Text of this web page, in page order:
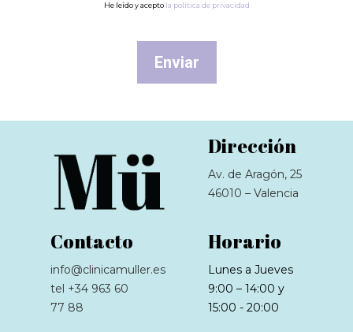
He leído y acepto la política de privacidad
Dirección
Av. de Aragón, 25
46010 – Valencia
Contacto
info@clinicamuller.es
tel +34 963 60
77 88
Horario
Lunes a Jueves
9:00 – 14:00 y
15:00 - 20:00